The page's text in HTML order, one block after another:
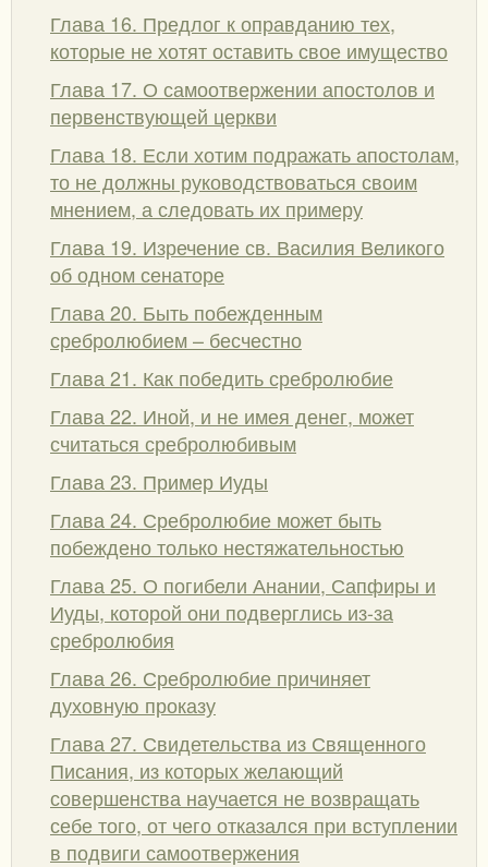
Глава 16. Предлог к оправданию тех,
которые не хотят оставить свое имущество
Глава 17. О самоотвержении апостолов и
первенствующей церкви
Глава 18. Если хотим подражать апостолам,
то не должны руководствоваться своим
мнением, а следовать их примеру
Глава 19. Изречение св. Василия Великого
об одном сенаторе
Глава 20. Быть побежденным
сребролюбием – бесчестно
Глава 21. Как победить сребролюбие
Глава 22. Иной, и не имея денег, может
считаться сребролюбивым
Глава 23. Пример Иуды
Глава 24. Сребролюбие может быть
побеждено только нестяжательностью
Глава 25. О погибели Анании, Сапфиры и
Иуды, которой они подверглись из-за
сребролюбия
Глава 26. Сребролюбие причиняет
духовную проказу
Глава 27. Свидетельства из Священного
Писания, из которых желающий
совершенства научается не возвращать
себе того, от чего отказался при вступлении
в подвиги самоотвержения